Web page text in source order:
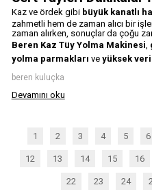
Kaz ve ördek gibi büyük kanatlı
zahmetli hem de zaman alıcı bir
zaman alırken, sonuçlar da çoğu
Beren Kaz Tüy Yolma Makinesi,
yolma parmakları ve yüksek
beren kuluçka
Devamını oku
1 2 3 4 5 6
12 13 14 15 16
22 23 24